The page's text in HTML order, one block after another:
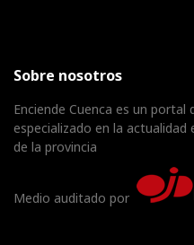
Sobre nosotros
Enciende Cuenca es un portal
especializado en la
de la provincia
Medio auditado por